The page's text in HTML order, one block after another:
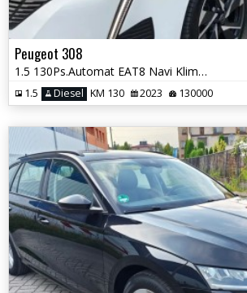
Peugeot 308
1.5 130Ps.Automat EAT8 Navi Klimatronic Grzane Fotele 2023
1.5 Diesel KM 130 2023 130000